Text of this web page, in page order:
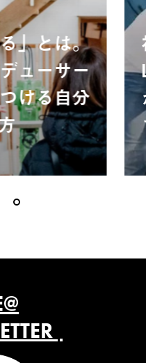
」とは。
ューサー
ける自分